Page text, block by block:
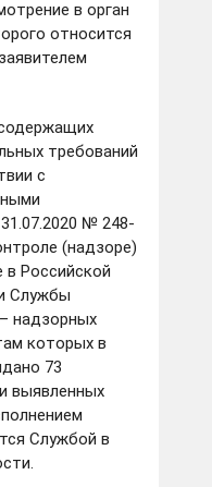
в орган
относится
требований
с
№ 248-
(надзоре)
в Российской
Службы
надзорных
которых в
73
выявленных
Службой в